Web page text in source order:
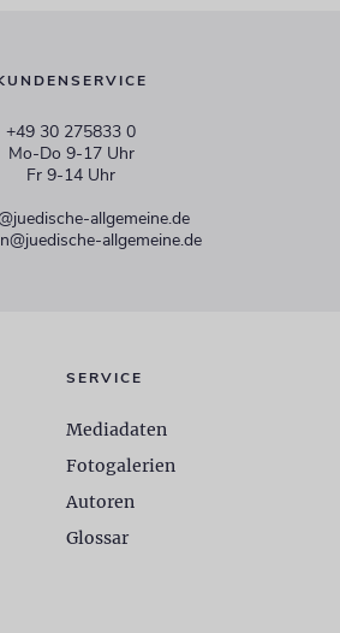
+49 30 275833 0
Mo-Do 9-17 Uhr
Fr 9-14 Uhr
allgemeine.de
allgemeine.de
SERVICE
Mediadaten
Fotogalerien
Autoren
Glossar